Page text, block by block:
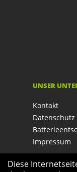
UNSER
Kontakt
Datenschutz
Impressum
Diese